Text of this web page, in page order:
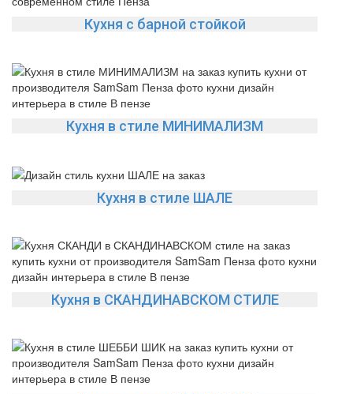
Кухня с барной стойкой
Кухня в стиле МИНИМАЛИЗМ
Кухня в стиле ШАЛЕ
Кухня в СКАНДИНАВСКОМ СТИЛЕ